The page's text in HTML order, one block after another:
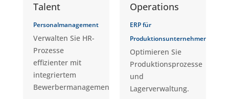
Talent
Personalmanagement
Verwalten Sie HR-
Prozesse
effizienter mit
integriertem
Bewerbermanagement.
Operations
ERP für
Produktionsunternehmen
Optimieren Sie
Produktionsprozesse
und
Lagerverwaltung.